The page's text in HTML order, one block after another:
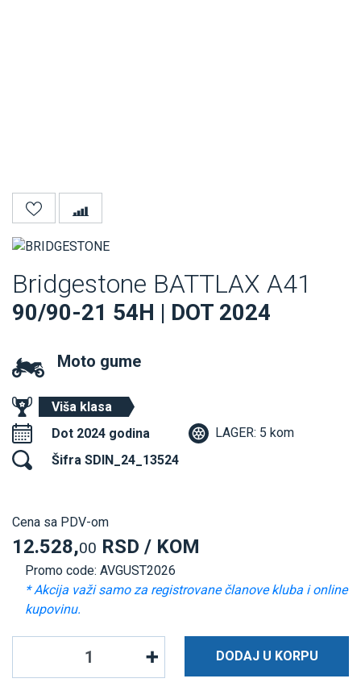
Bridgestone BATTLAX A41
90/90-21 54H | DOT 2024
Moto gume
Viša klasa
Dot 2024 godina
LAGER: 5 kom
Šifra SDIN_24_13524
Cena sa PDV-om
12.528,00 RSD / KOM
Promo code: AVGUST2026
* Akcija važi samo za registrovane članove kluba i online
kupovinu.
DODAJ U KORPU